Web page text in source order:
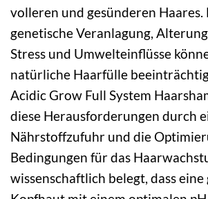
volleren und gesünderen
genetische Veranlagung,
Stress und Umwelteinflüsse
natürliche Haarfülle
Acidic Grow Full System
diese Herausforderungen durch
Nährstoffzufuhr und die
Bedingungen für das
wissenschaftlich belegt, dass eine